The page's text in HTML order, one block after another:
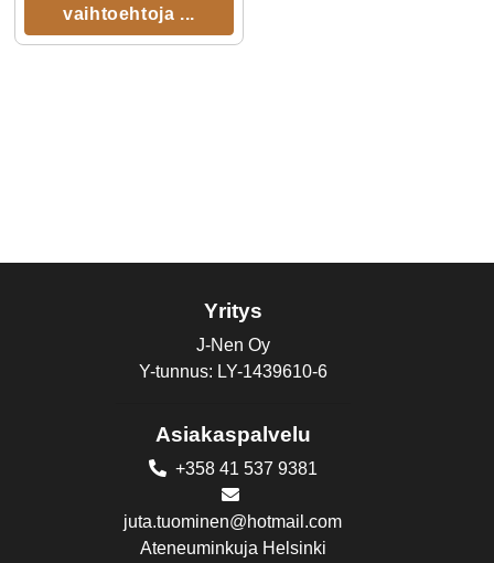
vaihtoehtoja ...
Yritys
J-Nen Oy
Y-tunnus: LY-1439610-6
Asiakaspalvelu
+358 41 537 9381
juta.tuominen@hotmail.com
Ateneuminkuja Helsinki